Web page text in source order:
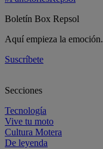
Boletín Box Repsol
Aquí empieza la emoción.
Suscríbete
Secciones
Tecnología
Vive tu moto
Cultura Motera
De leyenda